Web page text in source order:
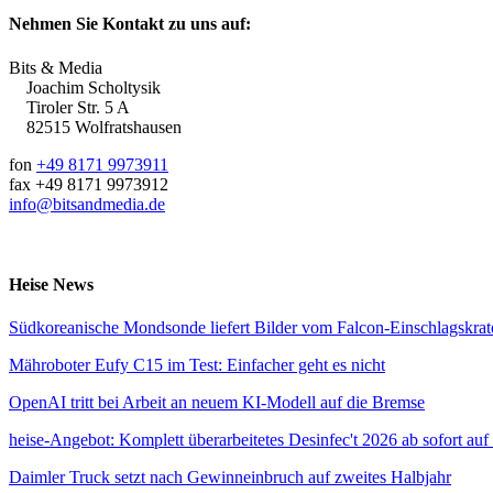
Nehmen Sie Kontakt zu uns auf:
Bits & Media
Joachim Scholtysik
Tiroler Str. 5 A
82515 Wolfratshausen
fon +49 8171 9973911
fax +49 8171 9973912
info@bitsandmedia.de
Heise News
Südkoreanische Mondsonde liefert Bilder vom Falcon-
Mähroboter Eufy C15 im Test: Einfacher geht es nicht
OpenAI tritt bei Arbeit an neuem KI-Modell auf die Bremse
heise-Angebot: Komplett überarbeitetes Desinfec't 2026 ab sofort
Daimler Truck setzt nach Gewinneinbruch auf zweites Halbjahr